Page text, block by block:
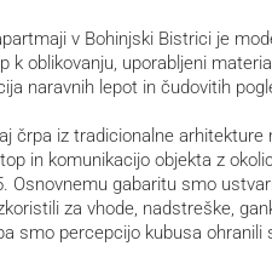
v Bohinjski Bistrici je
k oblikovanju, uporabljeni
naravnih lepot in čudovitih
črpa iz tradicionalne
in komunikacijo objekta z
Osnovnemu gabaritu smo
za vhode, nadstreške,
smo percepcijo kubusa